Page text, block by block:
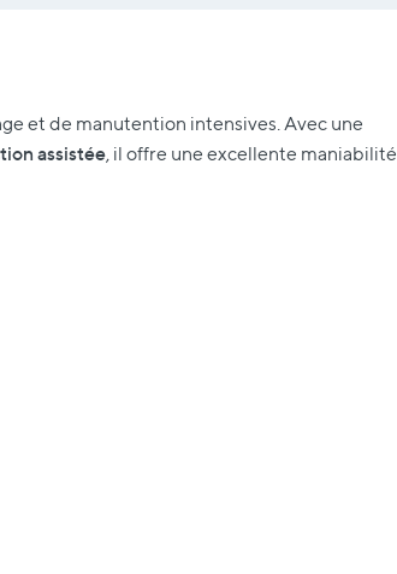
et de manutention intensives. Avec une
assistée, il offre une excellente maniabilité